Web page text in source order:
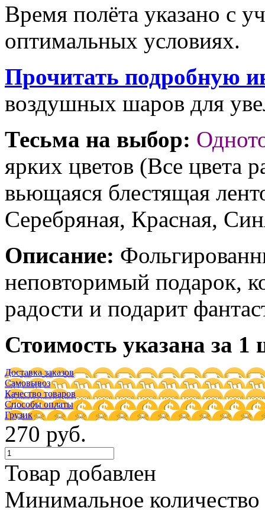
Время полёта указано с
оптимальных условиях.
Прочитать подробную
воздушных шаров для
Тесьма на выбор:
ярких цветов (Все цвета
вьющаяся блестящая
Серебряная, Красная,
Описание:
неповторимый подарок,
радости и подарит
Стоимость указана за 1
Доставка заказов
Самовывоз
Качество товаров
Способы оплаты
Грузик
270 руб.
Товар добавлен
Минимальное